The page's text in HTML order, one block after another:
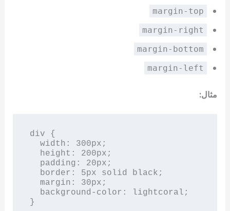
margin-top
margin-right
margin-bottom
margin-left
مثال:
div {
}